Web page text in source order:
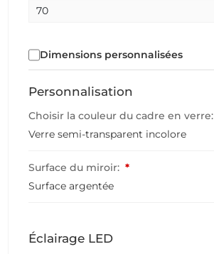
Dimensions personnalisées
Personnalisation
Choisir la couleur du cadre en verre:
Verre semi-transparent incolore
Surface du miroir: *
Surface argentée
Éclairage LED